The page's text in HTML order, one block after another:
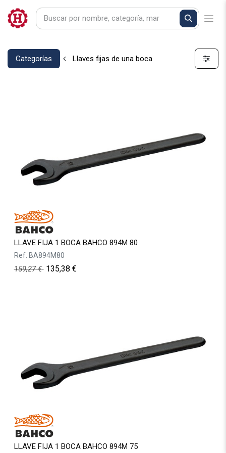
Categorías Llaves fijas de una boca
LLAVE FIJA 1 BOCA BAHCO 894M 80
Ref. BA894M80
159,27€ 135,38 €
LLAVE FIJA 1 BOCA BAHCO 894M 75